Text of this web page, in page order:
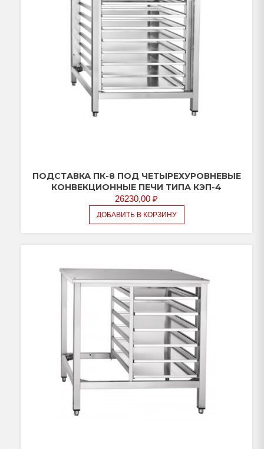
ПОДСТАВКА ПК-8 ПОД ЧЕТЫРЕХУРОВНЕВЫЕ
КОНВЕКЦИОННЫЕ ПЕЧИ ТИПА КЭП-4
26230,00 ₽
ДОБАВИТЬ В КОРЗИНУ